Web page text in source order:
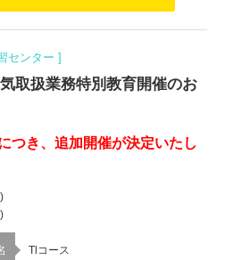
センター ]
取扱業務特別教育開催のお
つき、追加開催が決定いたし
Tlコース